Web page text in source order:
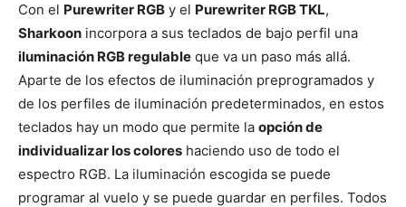
Con el Purewriter RGB y el Purewriter RGB TKL,
Sharkoon incorpora a sus teclados de bajo perfil una
iluminación RGB regulable que va un paso más allá.
Aparte de los efectos de iluminación preprogramados y
de los perfiles de iluminación predeterminados, en estos
teclados hay un modo que permite la opción de
individualizar los colores haciendo uso de todo el
espectro RGB. La iluminación escogida se puede
programar al vuelo y se puede guardar en perfiles. Todos